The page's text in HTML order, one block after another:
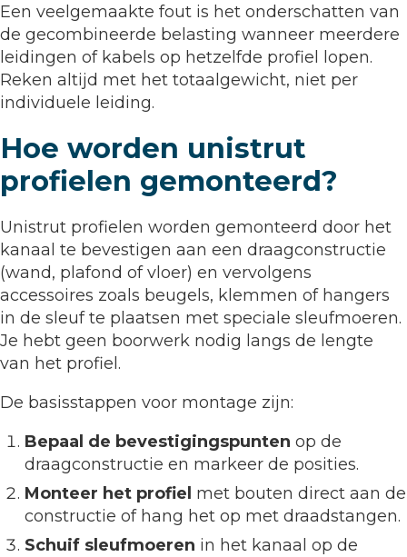
Een veelgemaakte fout is het onderschatten van
de gecombineerde belasting wanneer meerdere
leidingen of kabels op hetzelfde profiel lopen.
Reken altijd met het totaalgewicht, niet per
individuele leiding.
Hoe worden unistrut
profielen gemonteerd?
Unistrut profielen worden gemonteerd door het
kanaal te bevestigen aan een draagconstructie
(wand, plafond of vloer) en vervolgens
accessoires zoals beugels, klemmen of hangers
in de sleuf te plaatsen met speciale sleufmoeren.
Je hebt geen boorwerk nodig langs de lengte
van het profiel.
De basisstappen voor montage zijn:
Bepaal de bevestigingspunten op de
draagconstructie en markeer de posities.
Monteer het profiel met bouten direct aan de
constructie of hang het op met draadstangen.
Schuif sleufmoeren in het kanaal op de